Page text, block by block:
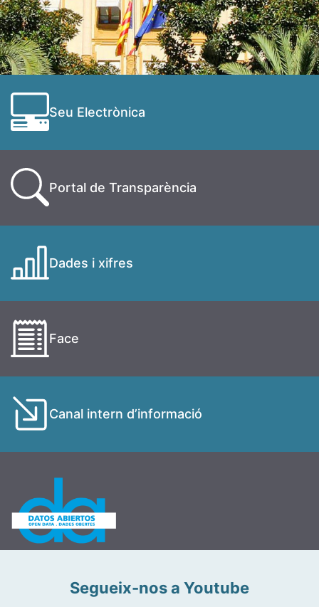
Seu Electrònica
Portal de Transparència
Dades i xifres
Face
Canal intern d’informació
Segueix-nos a Youtube